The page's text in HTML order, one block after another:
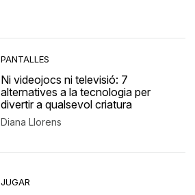
PANTALLES
Ni videojocs ni televisió: 7
alternatives a la tecnologia per
divertir a qualsevol criatura
Diana Llorens
JUGAR